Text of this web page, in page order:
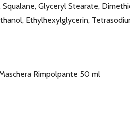
Glyceryl Stearate,
Ethylhexylglycerin,
Rimpolpante 50 ml